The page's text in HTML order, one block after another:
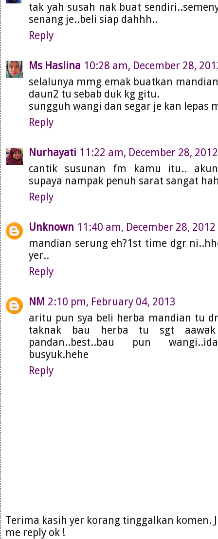
tak yah susah nak buat
senang je..beli siap dahhh..
Reply
Ms Haslina 10:28 am, December 28,
selalunya mmg emak buatkan
daun2 tu sebab duk kg gitu.
sungguh wangi dan segar je kan lepas
Reply
Nurhayati 11:22 am, December 28, 2012
cantik susunan fm kamu itu..
supaya nampak penuh sarat sangat
Reply
Unknown 11:40 am, December 28, 2012
mandian serung eh?1st time dgr
yer..
Reply
NM 2:10 pm, February 04, 2013
aritu pun sya beli herba mandian tu
taknak bau herba tu sgt
pandan..best..bau pun
busyuk.hehe
Reply
Terima kasih yer korang tinggalkan komen.
me reply ok !